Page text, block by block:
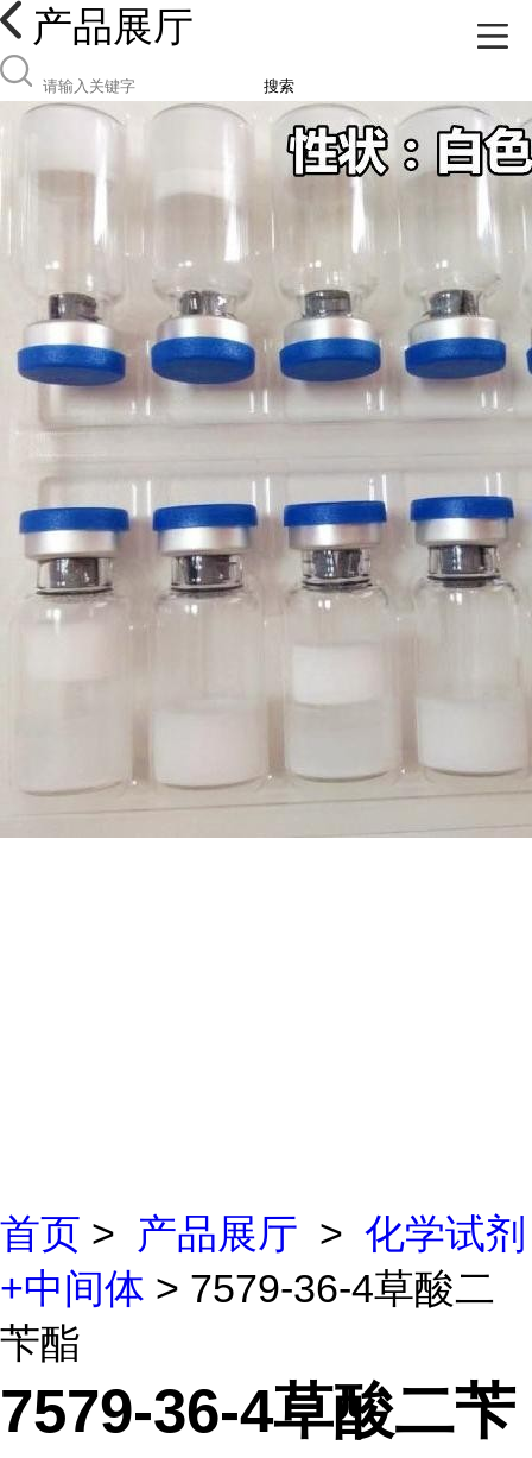
产品展厅
搜索
首页 > 产品展厅 > 化学试剂
+中间体 > 7579-36-4草酸二
苄酯
7579-36-4草酸二苄